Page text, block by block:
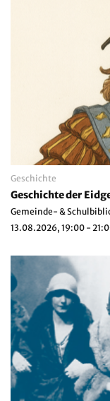
Geschichte
Geschichte der
Gemeinde- &
13.08.2026, 19:00 -